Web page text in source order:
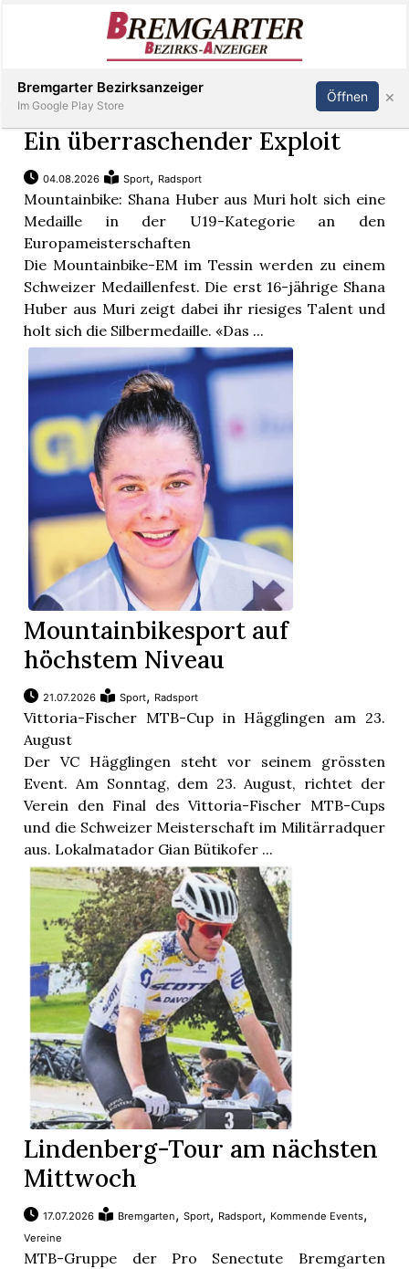
Immobilien
Veranstaltungen
Stellen
E-
App
Bremgarten
Inserieren Abonnieren Anmelden
Ein überraschender Exploit
04.08.2026 Sport, Radsport
Mountainbike: Shana Huber aus Muri holt sich eine
Medaille in der U19-Kategorie an den
Europameisterschaften
Die Mountainbike-EM im Tessin werden zu einem
Schweizer Medaillenfest. Die erst 16-jährige Shana
Huber aus Muri zeigt dabei ihr riesiges Talent und
holt sich die Silbermedaille. «Das ...
Mountainbikesport auf
höchstem Niveau
21.07.2026 Sport, Radsport
Vittoria-Fischer MTB-Cup in Hägglingen am 23.
August
Der VC Hägglingen steht vor seinem grössten
Event. Am Sonntag, dem 23. August, richtet der
Verein den Final des Vittoria-Fischer MTB-Cups
und die Schweizer Meisterschaft im Militärradquer
aus. Lokalmatador Gian Bütikofer ...
Lindenberg-Tour am nächsten
Mittwoch
17.07.2026 Bremgarten,Sport, Radsport, Kommende Events,
Vereine
MTB-Gruppe der Pro Senectute Bremgarten
Bremgarter Bezirksanzeiger
Im Google Play Store
Öffnen ×